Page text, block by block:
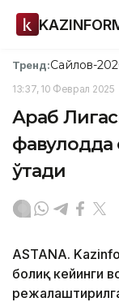
Тренд:Сайлов-
13:37, 10 Феврал 2025
Араб
ўтади
ASTANA.
боғлиқ кейинги